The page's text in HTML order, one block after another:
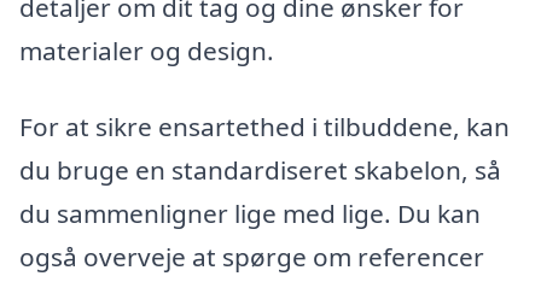
detaljer om dit tag og dine ønsker for
materialer og design.
For at sikre ensartethed i tilbuddene, kan
du bruge en standardiseret skabelon, så
du sammenligner lige med lige. Du kan
også overveje at spørge om referencer